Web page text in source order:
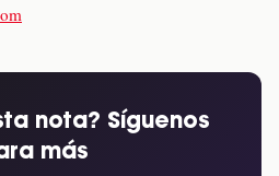
nota? Síguenos
más